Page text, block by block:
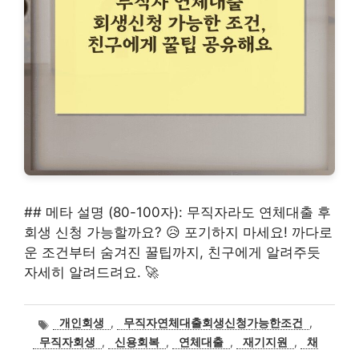
## 메타 설명 (80-100자): 무직자라도 연체대출 후
회생 신청 가능할까요? 😥 포기하지 마세요! 까다로
운 조건부터 숨겨진 꿀팁까지, 친구에게 알려주듯
자세히 알려드려요. 🚀
태
그
개인회생 , 무직자연체대출회생신청가능한조건
,
무직자회생
, 신용회복 , 연체대출 , 재기지원 ,
채